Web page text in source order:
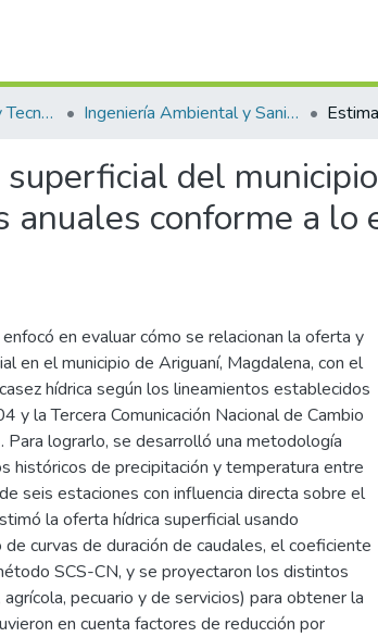
Facultad Ingenierías y Tecnologías Ingeniería Ambiental y Sanitaria.
del
conforme a lo
en evaluar cómo se relacionan la oferta y
en el municipio de Ariguaní, Magdalena, con el
hídrica según los lineamientos establecidos
y la Tercera Comunicación Nacional de Cambio
lograrlo, se desarrolló una metodología
históricos de precipitación y temperatura entre
seis estaciones con influencia directa sobre el
la oferta hídrica superficial usando
curvas de duración de caudales, el coeficiente
SCS-CN, y se proyectaron los distintos
pecuario y de servicios) para obtener la
en cuenta factores de reducción por